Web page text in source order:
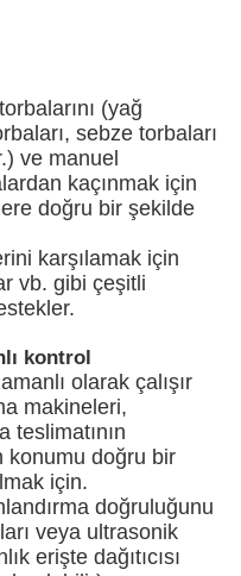
makinesi
(yağ
sebze torbaları
ve manuel
kaçınmak için
doğru bir şekilde
karşılamak için
vb. gibi çeşitli
kontrol
olarak çalışır
makineleri,
teslimatının
konumu doğru bir
için.
doğruluğunu
veya ultrasonik
erişte dağıtıcısı